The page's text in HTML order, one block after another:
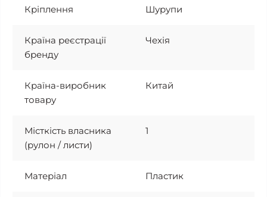
Кріплення Шурупи
Країна реєстрації
бренду
Чехія
Країна-виробник
товару
Китай
Місткість власника
(рулон / листи)
1
Матеріал Пластик